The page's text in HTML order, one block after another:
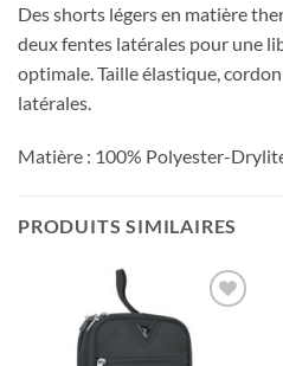
Des shorts légers en matière
deux fentes latérales pour une
optimale. Taille élastique,
latérales.
Matière : 100% Polyester-
PRODUITS SIMILAIRES
souhaits